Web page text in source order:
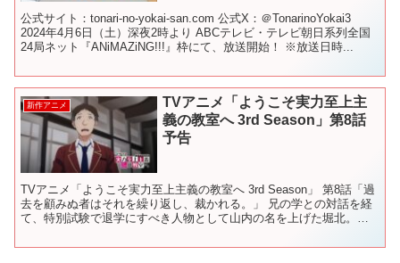
公式サイト：tonari-no-yokai-san.com 公式X：＠TonarinoYokai3
2024年4月6日（土）深夜2時より ABCテレビ・テレビ朝日系列全国
24局ネット『ANiMAZiNG!!!』枠にて、放送開始！ ※放送日時...
新作アニメ
TVアニメ「ようこそ実力至上主
義の教室へ 3rd Season」第8話
予告
TVアニメ「ようこそ実力至上主義の教室へ 3rd Season」 第8話「過
去を顧みぬ者はそれを繰り返し、裁かれる。」 兄の学との対話を経
て、特別試験で退学にすべき人物として山内の名を上げた堀北。山